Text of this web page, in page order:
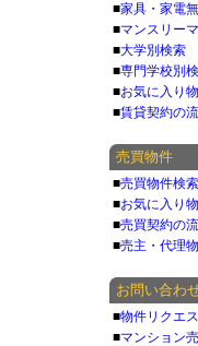
■家具・家電
■マンスリー
■大学別検索
■専門学校別
■お気に入り
■賃貸契約の
売買物件
■売買物件検索
■お気に入り
■売買契約の
■売主・代理
お問い合わ
■物件リクエ
■マンション